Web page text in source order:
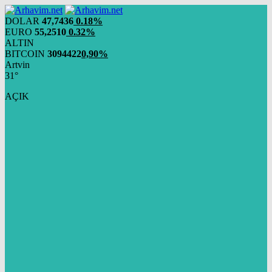
DOLAR 47,7436 0.18%
EURO 55,2510 0.32%
ALTIN
BITCOIN 30944220,90%
Artvin
31°
AÇIK